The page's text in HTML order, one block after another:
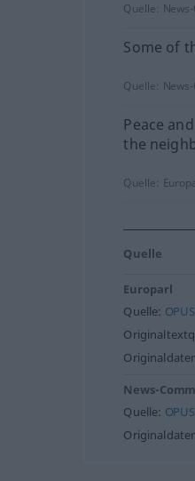
Quelle:
Some of
Quelle:
Peace
the
Quelle:
Quelle
Europarl
Quelle: OPUS
News-
Quelle: OPUS